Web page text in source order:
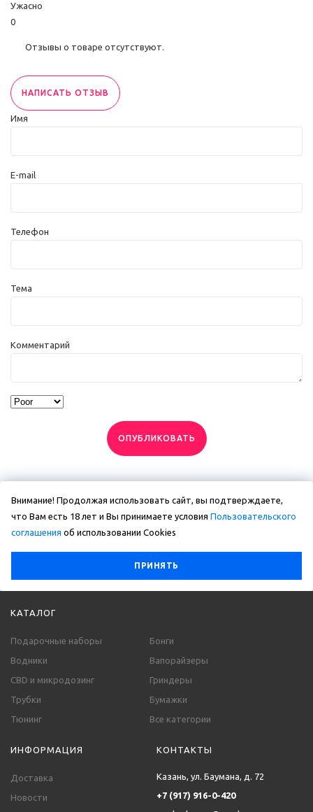
Ужасно
0
Отзывы о товаре отсутствуют.
НАПИСАТЬ ОТЗЫВ
Имя
E-mail
Телефон
Тема
Комментарий
ОПУБЛИКОВАТЬ
Внимание! Продолжая использовать сайт, вы подтверждаете,
что Вам есть 18 лет и Вы принимаете условия Пользовательского
соглашения об использовании Сookies
ПРИНЯТЬ
КАТАЛОГ
Подарочные наборы
Бонги
Водники
Вапорайзеры
CBD и микродозинг
Гриндеры
Трубки
Бумажки
Тюнинг
Все категории
ИНФОРМАЦИЯ
Доставка
Новости
КОНТАКТЫ
Казань, ул. Баумана, д. 72
+7 (917) 916-0-420